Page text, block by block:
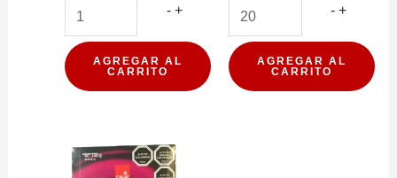
- CHICLE
BIGTIME
11G
FRESH
(PXDP)
+
AGREGAR AL
CARRITO
-
BON
+
AGREGAR AL
CARRITO